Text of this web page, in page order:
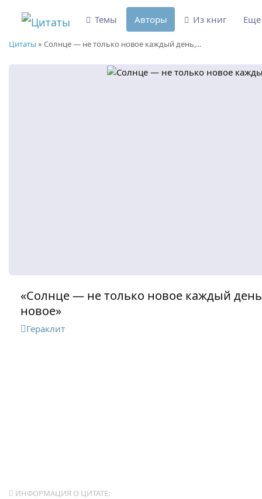
Цитаты » Солнце — не только новое каждый день,...
«Солнце — не только новое каждый
новое»
Гераклит
ИНФОРМАЦИЯ О ЦИТАТЕ:
Темы Авторы Из книг